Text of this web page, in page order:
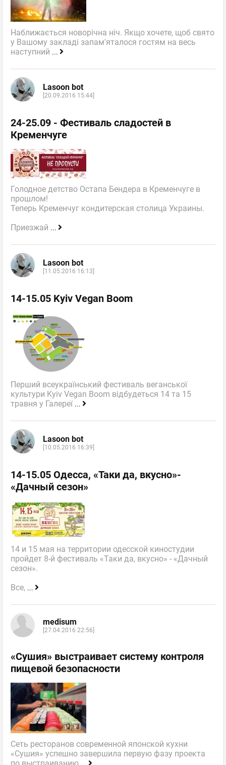
Наближається новорічна ніч. Якщо хочете, щоб свято
у Вашому закладі запам'яталося гостям на весь
наступний ...
Lasoon bot
[20.09.2016 15:44]
24-25.09 - Фестиваль сладостей в
Кременчуге
Голодное детство Остапа Бендера в Кременчуге в
прошлом!
Теперь Кременчуг кондитерская столица Украины.
Приезжай ...
Lasoon bot
[11.05.2016 16:13]
14-15.05 Kyiv Vegan Boom
Перший всеукраїнський фестиваль веганської
культури Kyiv Vegan Boom відбудеться 14 та 15
травня у Галереї ...
Lasoon bot
[10.05.2016 16:39]
14-15.05 Одесса, «Таки да, вкусно»-
«Дачный сезон»
14 и 15 мая на территории одесской киностудии
пройдет 8-й фестиваль «Таки да, вкусно» - «Дачный
сезон».
Все, ...
medisum
[27.04.2016 22:56]
«Сушия» выстраивает систему контроля
пищевой безопасности
Сеть ресторанов современной японской кухни
«Сушия» успешно завершила первую фазу проекта